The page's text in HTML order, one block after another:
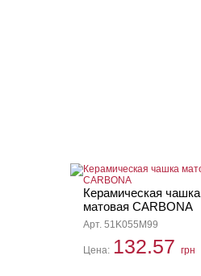
Керамическая чашка
матовая CARBONA
Арт. 51K055M99
Цена: 132.57 грн